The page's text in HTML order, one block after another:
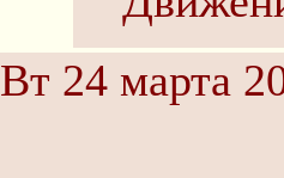
Вт 24 марта